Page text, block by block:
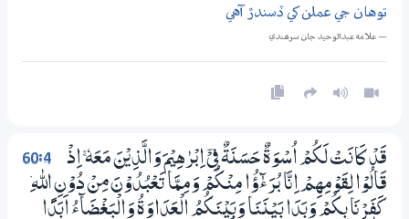
توهان جي عملن کي ڏسندڙ آهي
— علامه عبدالوحيد جان سرھندي
60:4
قَدْ كَانَتْ لَكُمْ اُسْوَةٌ حَسَنَةٌ فِيْٓ اِبْرٰهِيْمَ وَالَّذِيْنَ مَعَهٗ ۚ اِذْ
قَالُوْا لِقَوْمِهِمْ اِنَّا بُرَءٰۗؤُا مِنْكُمْ وَمِـمَّا تَعْبُدُوْنَ مِنْ دُوْنِ اللّٰهِ ۡ
كَفَرْنَا بِكُمْ وَبَدَا بَيْنَنَا وَبَيْنَكُمُ الْعَدَاوَةُ وَالْبَغْضَاۗءُ اَبَدًا